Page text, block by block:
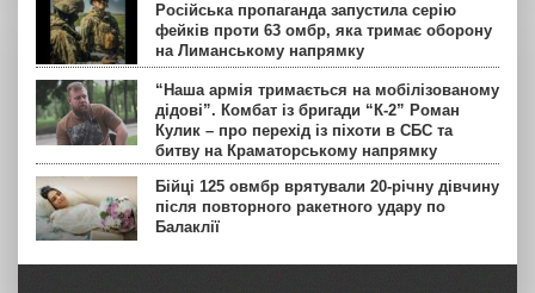
Російська пропаганда запустила серію
фейків проти 63 омбр, яка тримає оборону
на Лиманському напрямку
“Наша армія тримається на мобілізованому
дідові”. Комбат із бригади “К-2” Роман
Кулик – про перехід із піхоти в СБС та
битву на Краматорському напрямку
Бійці 125 овмбр врятували 20-річну дівчину
після повторного ракетного удару по
Балаклії